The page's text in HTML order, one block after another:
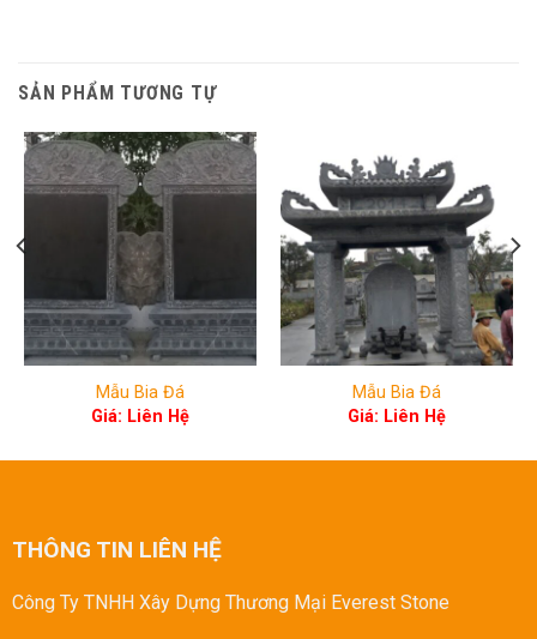
SẢN PHẨM TƯƠNG TỰ
Mẫu Bia Đá
Giá: Liên Hệ
Mẫu Bia Đá
Giá: Liên Hệ
THÔNG TIN LIÊN HỆ
Công Ty TNHH Xây Dựng Thương Mại Everest Stone